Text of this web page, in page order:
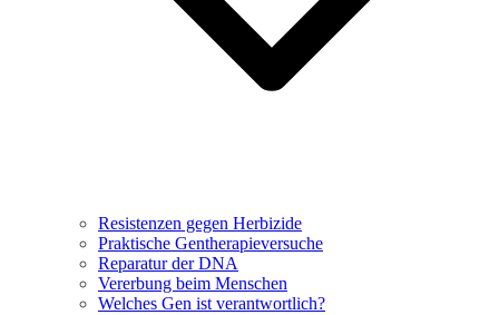
Resistenzen gegen Herbizide
Praktische Gentherapieversuche
Reparatur der DNA
Vererbung beim Menschen
Welches Gen ist verantwortlich?